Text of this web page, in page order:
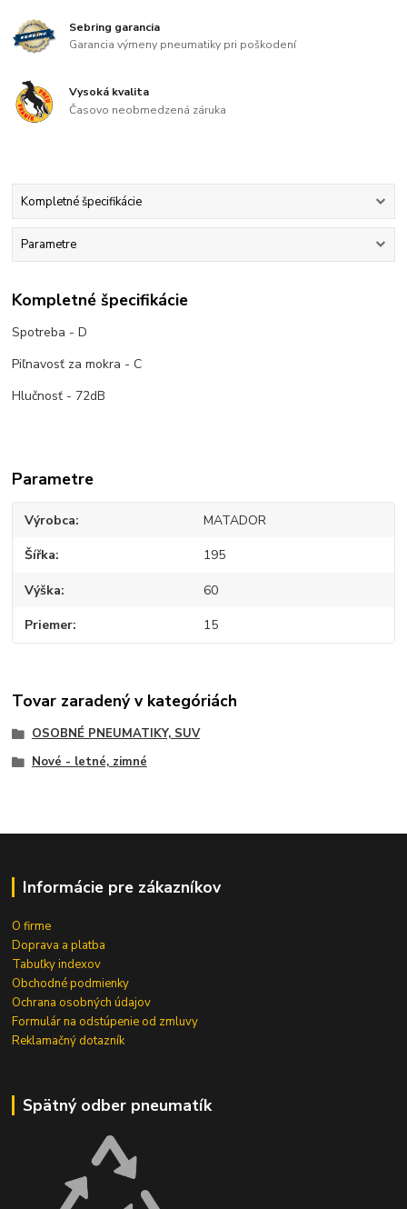
Sebring garancia
Garancia výmeny pneumatiky pri poškodení
Vysoká kvalita
Časovo neobmedzená záruka
Kompletné špecifikácie
Parametre
Kompletné špecifikácie
Spotreba - D
Piľnavosť za mokra - C
Hlučnosť - 72dB
Parametre
Výrobca MATADOR
Šířka 195
Výška 60
Priemer 15
Tovar zaradený v kategóriách
OSOBNÉ PNEUMATIKY, SUV
Nové - letné, zimné
Informácie pre zákazníkov
O firme
Doprava a platba
Tabuľky indexov
Obchodné podmienky
Ochrana osobných údajov
Formulár na odstúpenie od zmluvy
Reklamačný dotazník
Spätný odber pneumatík